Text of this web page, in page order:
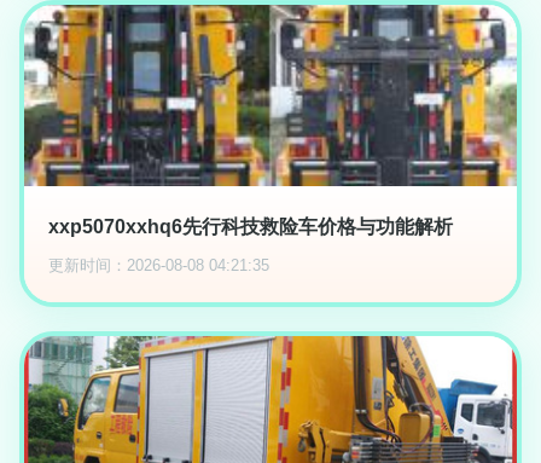
xxp5070xxhq6先行科技救险车价格与功能解析
更新时间：2026-08-08 04:21:35